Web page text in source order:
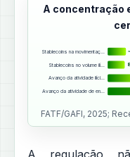
A concentração
Stablecoins na movimentaç…
Stablecoins no volume ilí…
Avanço da atividade ilíci…
Avanço da atividade de en…
FATF/GAFI, 2025;
A regulação